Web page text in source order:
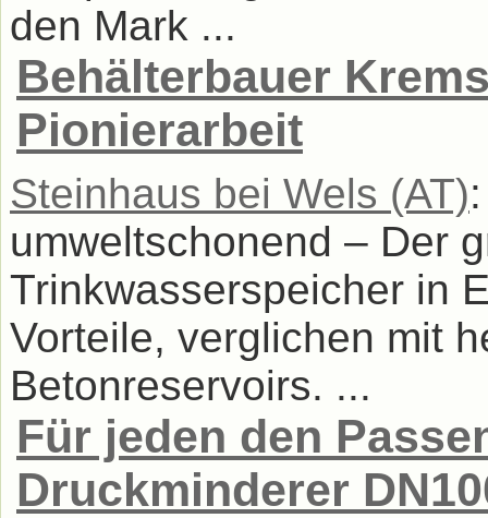
den Mark ...
Behälterbauer
Pionierarbeit
Steinhaus bei Wels (AT)
umweltschonend – Der
Trinkwasserspeicher in
Vorteile, verglichen mit
Betonreservoirs. ...
Für jeden den
Druckminderer